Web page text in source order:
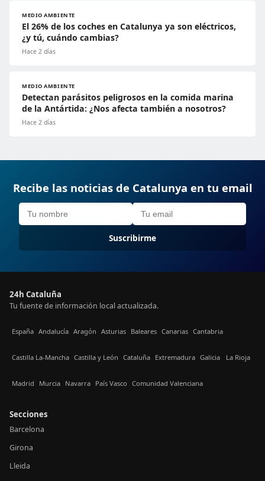
MEDIO AMBIENTE
El 26% de los coches en Catalunya ya son eléctricos,
¿y tú, cuándo cambias?
Hace 2 días
MEDIO AMBIENTE
Detectan parásitos peligrosos en la comida marina
de la Antártida: ¿Nos afecta también a nosotros?
Hace 2 días
Recibe las noticias de Catalunya en tu email
Suscribirme
24h Cataluña
Tu fuente de información local actualizada.
España Andalucía Aragón Asturias Baleares Canarias Cantabria
Castilla La-Mancha Castilla y León Cataluña Extremadura Galicia La Rioja
Madrid Murcia Navarra País Vasco Comunidad Valenciana
Secciones
Barcelona
Girona
Lleida